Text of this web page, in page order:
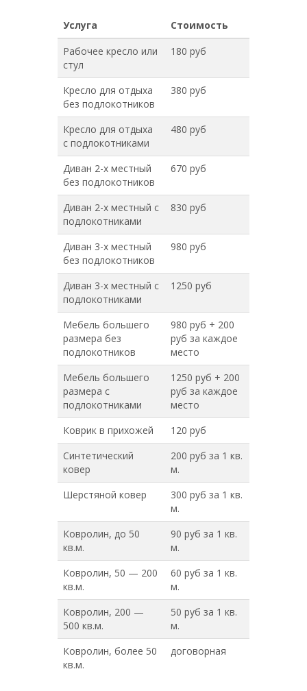
Услуга
Стоимость
Рабочее кресло или
стул
180 руб
Кресло для отдыха
без подлокотников
380 руб
Кресло для отдыха
с подлокотниками
480 руб
Диван 2-х местный
без подлокотников
670 руб
Диван 2-х местный с
подлокотниками
830 руб
Диван 3-х местный
без подлокотников
980 руб
Диван 3-х местный с
подлокотниками
1250 руб
Мебель большего
размера без
подлокотников
980 руб + 200
руб за каждое
место
Мебель большего
размера с
подлокотниками
1250 руб + 200
руб за каждое
место
Коврик в прихожей
120 руб
Синтетический
ковер
200 руб за 1 кв.
м.
Шерстяной ковер
300 руб за 1 кв.
м.
Ковролин, до 50
кв.м.
90 руб за 1 кв.
м.
Ковролин, 50 — 200
кв.м.
60 руб за 1 кв.
м.
Ковролин, 200 —
500 кв.м.
50 руб за 1 кв.
м.
Ковролин, более 50
кв.м.
договорная